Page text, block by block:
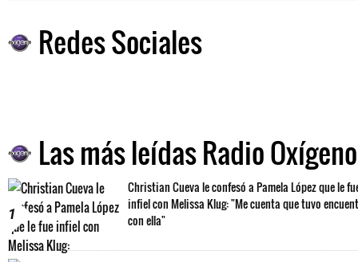
Redes Sociales
Las más leídas Radio Oxígeno
1
Christian Cueva le confesó a Pamela López que le
infiel con Melissa Klug: "Me cuenta que tuvo
con ella"